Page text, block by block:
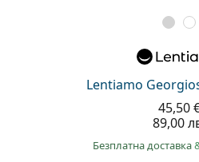
Lentiamo
45,50
89,00
Безплатна доставка